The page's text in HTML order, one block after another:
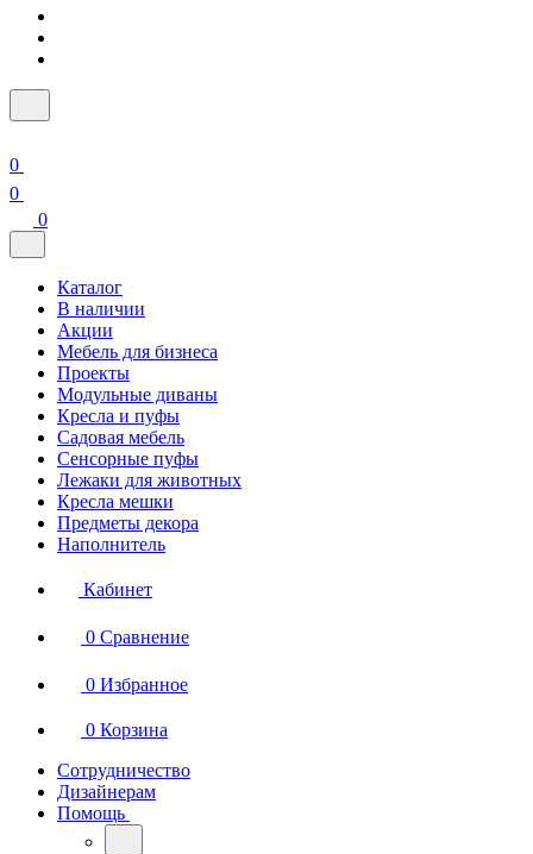
0
0
0
Каталог
В наличии
Акции
Мебель для бизнеса
Проекты
Модульные диваны
Кресла и пуфы
Садовая мебель
Сенсорные пуфы
Лежаки для животных
Кресла мешки
Предметы декора
Наполнитель
Кабинет
0 Сравнение
0 Избранное
0 Корзина
Сотрудничество
Дизайнерам
Помощь